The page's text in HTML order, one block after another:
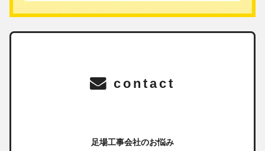
contact
足場工事会社のお悩み